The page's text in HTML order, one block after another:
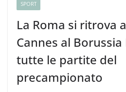
SPORT
La Roma si ritrova
Cannes al
tutte le partite del
precampionato